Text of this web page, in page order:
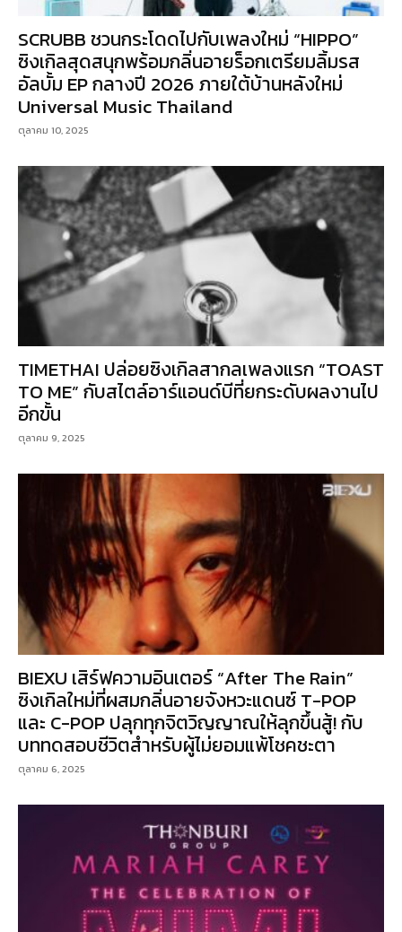
SCRUBB ชวนกระโดดไปกับเพลงใหม่ “HIPPO”
ซิงเกิลสุดสนุกพร้อมกลิ่นอายร็อกเตรียมลิ้มรส
อัลบั้ม EP กลางปี 2026 ภายใต้บ้านหลังใหม่
Universal Music Thailand
ตุลาคม 10, 2025
TIMETHAI ปล่อยซิงเกิลสากลเพลงแรก “TOAST
TO ME” กับสไตล์อาร์แอนด์บีที่ยกระดับผลงานไป
อีกขั้น
ตุลาคม 9, 2025
BIEXU เสิร์ฟความอินเตอร์ “After The Rain”
ซิงเกิลใหม่ที่ผสมกลิ่นอายจังหวะแดนซ์ T-POP
และ C-POP ปลุกทุกจิตวิญญาณให้ลุกขึ้นสู้! กับ
บททดสอบชีวิตสำหรับผู้ไม่ยอมแพ้โชคชะตา
ตุลาคม 6, 2025